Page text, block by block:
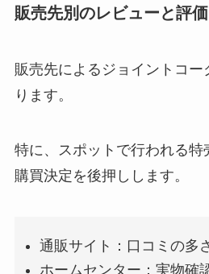
販売先別のレビューと評価
販売先によるジョイントコー
ります。
特に、スポットで行われる特
購買決定を後押しします。
通販サイト：口コミの多
ホームセンター：実物確